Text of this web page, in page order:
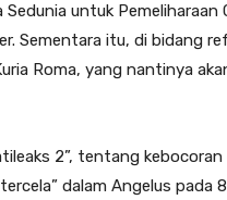
Sedunia untuk
Sementara itu, di bidang
Roma, yang nantinya
2”, tentang
dalam Angelus pada